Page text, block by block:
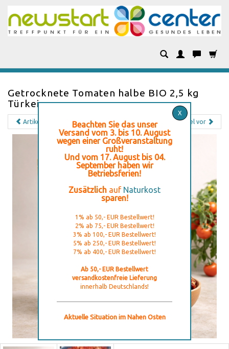
X
Beachten Sie das unser
Versand vom 3. bis 10. August
wegen einer Großveranstaltung
ruht!
Und vom 17. August bis 04.
September haben wir
Betriebsferien!
Zusätzlich auf Naturkost
sparen!
1% ab 50,- EUR Bestellwert!
2% ab 75,- EUR Bestellwert!
3% ab 100,- EUR Bestellwert!
5% ab 250,- EUR Bestellwert!
7% ab 400,- EUR Bestellwert!
Ab 50,- EUR Bestellwert
versandkostenfreie Lieferung
innerhalb Deutschlands!
Aktuelle Situation im Nahen Osten
Getrocknete Tomaten halbe BIO 2,5 kg
Türkei
Artikel zurück Artikel vor